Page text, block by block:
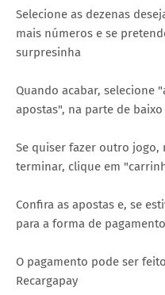
Selecione as dezenas
mais números e se
surpresinha
Quando acabar, selecione
apostas", na parte de
Se quiser fazer outro jogo,
terminar, clique em
Confira as apostas e, se
para a forma de
O pagamento pode ser
Recargapay